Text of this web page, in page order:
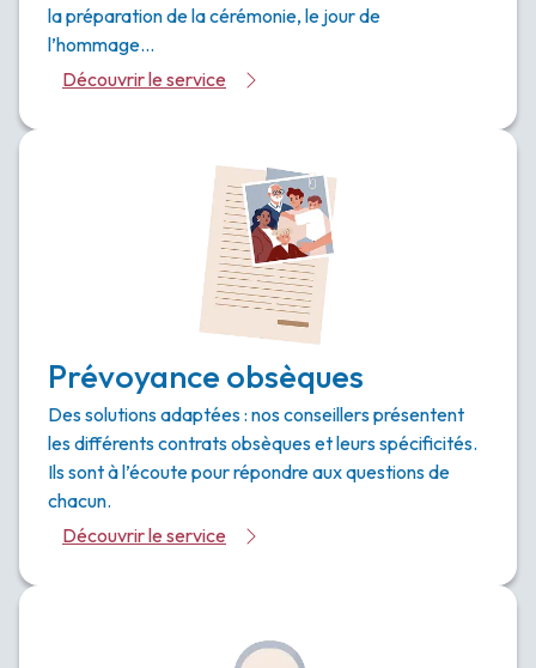
la préparation de la cérémonie, le jour de
l’hommage…
Découvrir le service
Prévoyance obsèques
Des solutions adaptées : nos conseillers présentent
les différents contrats obsèques et leurs spécificités.
Ils sont à l’écoute pour répondre aux questions de
chacun.
Découvrir le service